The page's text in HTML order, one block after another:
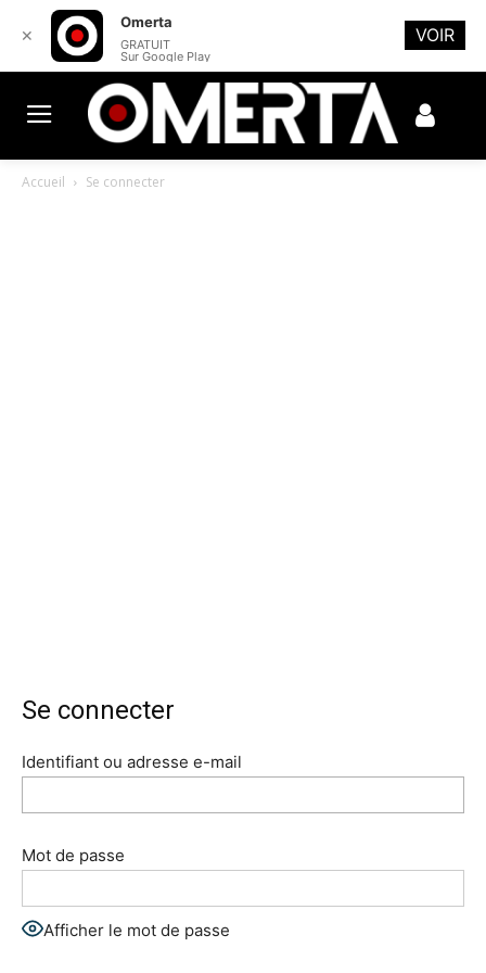
Accueil Se connecter
Se connecter
Identifiant ou adresse e-mail
Mot de passe
Afficher le mot de passe
✕
Omerta
GRATUIT
Sur Google Play
VOIR